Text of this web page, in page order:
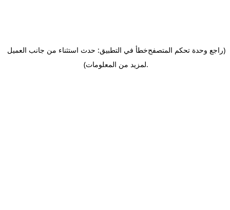
خطأ في التطبيق: حدث استثناء من جانب العميل(راجع وحدة تحكم المتصفح
لمزيد من المعلومات).